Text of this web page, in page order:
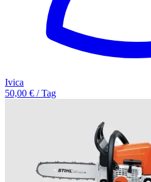
Ivica
50,00 € / Tag